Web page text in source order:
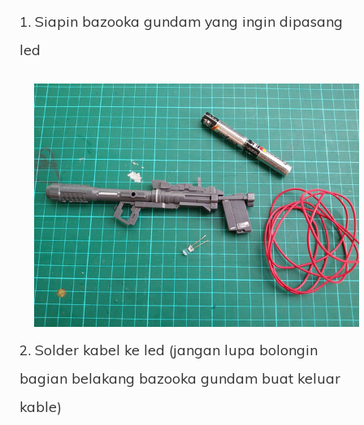
1. Siapin bazooka gundam yang ingin dipasang
led
2. Solder kabel ke led (jangan lupa bolongin
bagian belakang bazooka gundam buat keluar
kable)